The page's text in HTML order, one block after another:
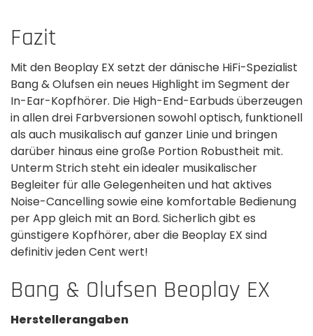
Fazit
Mit den Beoplay EX setzt der dänische HiFi-Spezialist
Bang & Olufsen ein neues Highlight im Segment der
In-Ear-Kopfhörer. Die High-End-Earbuds überzeugen
in allen drei Farbversionen sowohl optisch, funktionell
als auch musikalisch auf ganzer Linie und bringen
darüber hinaus eine große Portion Robustheit mit.
Unterm Strich steht ein idealer musikalischer
Begleiter für alle Gelegenheiten und hat aktives
Noise-Cancelling sowie eine komfortable Bedienung
per App gleich mit an Bord. Sicherlich gibt es
günstigere Kopfhörer, aber die Beoplay EX sind
definitiv jeden Cent wert!
Bang & Olufsen Beoplay EX
Herstellerangaben